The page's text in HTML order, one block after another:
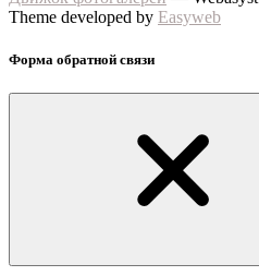
Theme developed by Easyweb
Форма обратной связи